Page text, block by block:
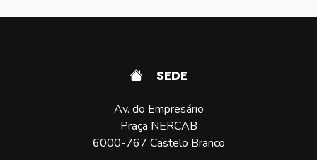
SEDE
Av. do Empresário
Praça NERCAB
6000-767 Castelo Branco